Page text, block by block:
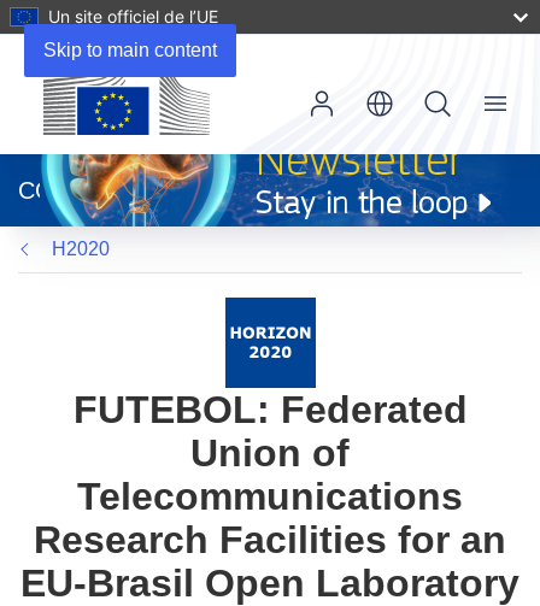
Skip to main content
Un site officiel de l’UE
dans
une
nouvelle
fenêtre)
CORDIS
Menu
H2020
FUTEBOL: Federated
Union of
Telecommunications
Research Facilities for an
EU-Brasil Open Laboratory